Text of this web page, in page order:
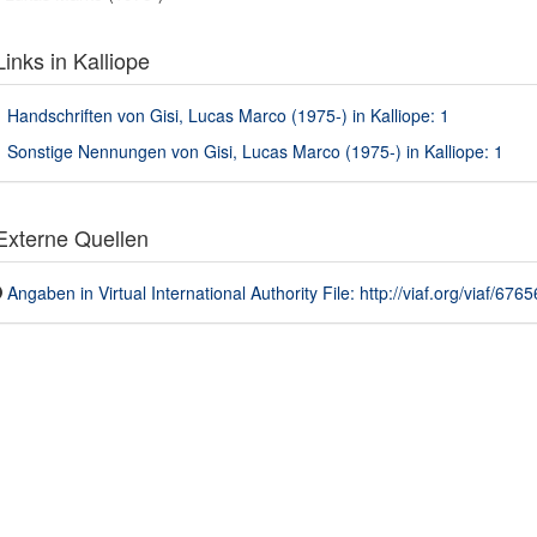
in Kalliope
Handschriften von Gisi, Lucas Marco (1975-) in Kalliope: 1
Sonstige Nennungen von Gisi, Lucas Marco (1975-) in Kalliope: 1
Quellen
Angaben in Virtual International Authority File: http://viaf.org/viaf/